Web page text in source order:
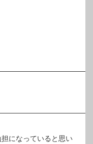
になっていると思い